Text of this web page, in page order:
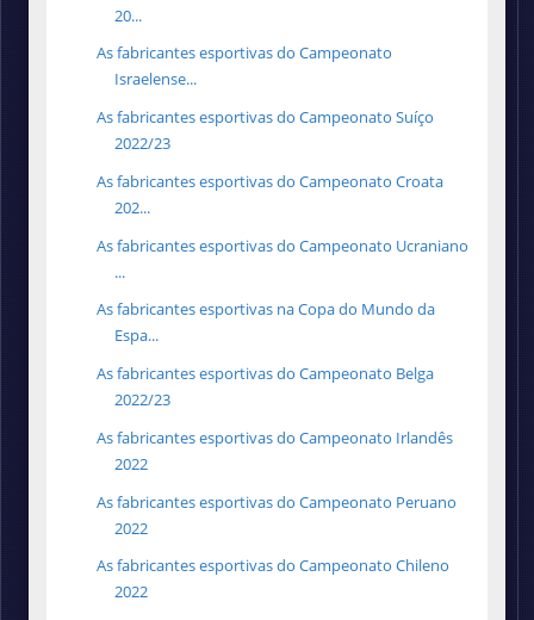
20...
As fabricantes esportivas do Campeonato
Israelense...
As fabricantes esportivas do Campeonato Suíço
2022/23
As fabricantes esportivas do Campeonato Croata
202...
As fabricantes esportivas do Campeonato Ucraniano
...
As fabricantes esportivas na Copa do Mundo da
Espa...
As fabricantes esportivas do Campeonato Belga
2022/23
As fabricantes esportivas do Campeonato Irlandês
2022
As fabricantes esportivas do Campeonato Peruano
2022
As fabricantes esportivas do Campeonato Chileno
2022